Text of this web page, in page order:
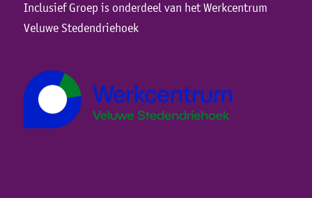
Inclusief Groep is onderdeel van het Werkcentrum
Veluwe Stedendriehoek